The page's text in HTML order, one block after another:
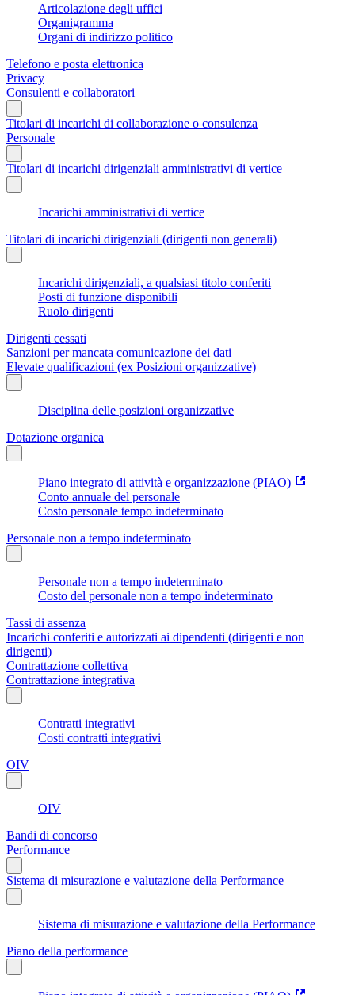
Articolazione degli uffici
Organigramma
Organi di indirizzo politico
Telefono e posta elettronica
Privacy
Consulenti e collaboratori
Titolari di incarichi di collaborazione o consulenza
Personale
Titolari di incarichi dirigenziali amministrativi di vertice
Incarichi amministrativi di vertice
Titolari di incarichi dirigenziali (dirigenti non generali)
Incarichi dirigenziali, a qualsiasi titolo conferiti
Posti di funzione disponibili
Ruolo dirigenti
Dirigenti cessati
Sanzioni per mancata comunicazione dei dati
Elevate qualificazioni (ex Posizioni organizzative)
Disciplina delle posizioni organizzative
Dotazione organica
Piano integrato di attività e organizzazione (PIAO)
Conto annuale del personale
Costo personale tempo indeterminato
Personale non a tempo indeterminato
Personale non a tempo indeterminato
Costo del personale non a tempo indeterminato
Tassi di assenza
Incarichi conferiti e autorizzati ai dipendenti (dirigenti e non
dirigenti)
Contrattazione collettiva
Contrattazione integrativa
Contratti integrativi
Costi contratti integrativi
OIV
OIV
Bandi di concorso
Performance
Sistema di misurazione e valutazione della Performance
Sistema di misurazione e valutazione della Performance
Piano della performance